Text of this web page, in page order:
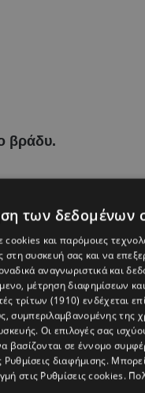
βράδυ.
των δεδομένων
cookies και παρόμοιες
συσκευή σας και να
αναγνωριστικά και
μέτρηση διαφημίσεων
τρίτων (1910) ενδέχεται
συμπεριλαμβανομένης της
Οι επιλογές σας
βασίζονται σε έννομο
Ρυθμίσεις διαφήμισης.
στις Ρυθμίσεις cookies.